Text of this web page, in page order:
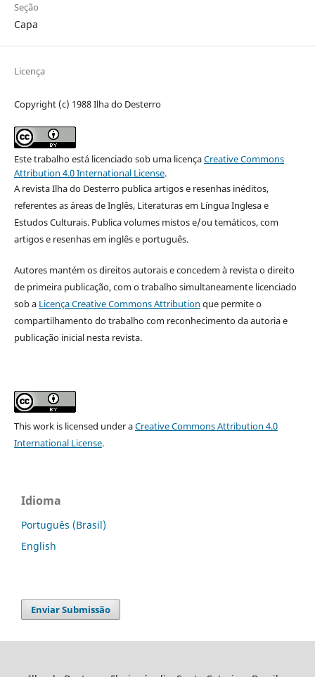
Seção
Capa
Licença
Copyright (c) 1988 Ilha do Desterro
Este trabalho está licenciado sob uma licençaCreative Commons
Attribution 4.0 International License.
A revista Ilha do Desterro publica artigos e resenhas inéditos,
referentes as áreas de Inglês, Literaturas em Língua Inglesa e
Estudos Culturais. Publica volumes mistos e/ou temáticos, com
artigos e resenhas em inglês e português.
Autores mantém os direitos autorais e concedem à revista o direito
de primeira publicação, com o trabalho simultaneamente licenciado
sob a Licença Creative Commons Attribution que permite o
compartilhamento do trabalho com reconhecimento da autoria e
publicação inicial nesta revista.
This work is licensed under aCreative Commons Attribution 4.0
International License.
Idioma
Português (Brasil)
English
Enviar Submissão